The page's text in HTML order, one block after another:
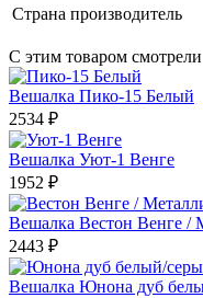
Страна производитель
С этим товаром смотрели
Вешалка Пико-15 Белый
2534 ₽
Вешалка Уют-1 Венге
1952 ₽
Вешалка Вестон Венге /
2443 ₽
Вешалка Юнона дуб